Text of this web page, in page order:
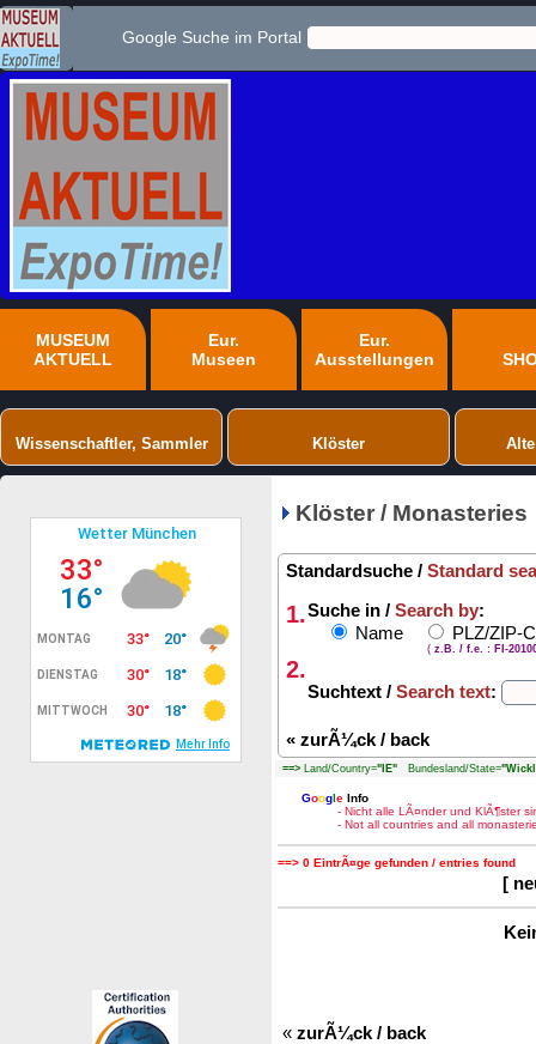
Google Suche im Portal
MUSEUM
AKTUELL
Eur.
Museen
Eur.
Ausstellungen
Wissenschaftler, Sammler Klöster
Klöster / Monasteries
Standardsuche / Standard
1.Suche in / Search by:
Name
PLZ/ZIP-
( z.B. / f.e. : FI-
2.
Suchtext / Search text:
« zurÃ¼ck / back
==> Land/Country="IE" Bundesland/State=
Google Info
- Nicht alle LÃ¤nder und KlÃ¶ster
- Not all countries and all
==> 0 EintrÃ¤ge gefunden / entries found
[
« zurÃ¼ck / back